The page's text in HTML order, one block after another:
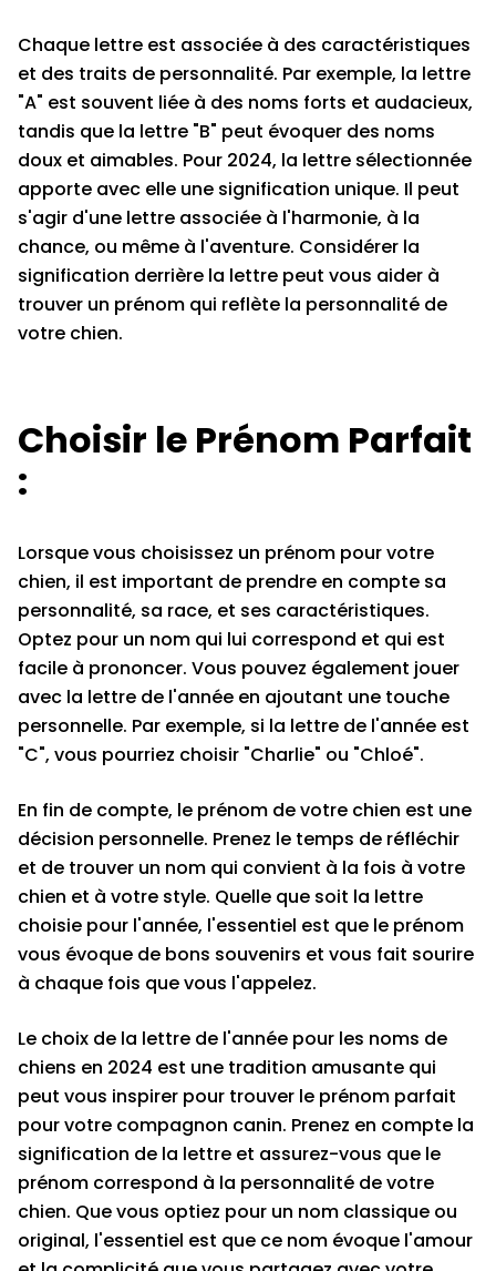
Chaque lettre est associée à des caractéristiques
et des traits de personnalité. Par exemple, la lettre
"A" est souvent liée à des noms forts et audacieux,
tandis que la lettre "B" peut évoquer des noms
doux et aimables. Pour 2024, la lettre sélectionnée
apporte avec elle une signification unique. Il peut
s'agir d'une lettre associée à l'harmonie, à la
chance, ou même à l'aventure. Considérer la
signification derrière la lettre peut vous aider à
trouver un prénom qui reflète la personnalité de
votre chien.
Choisir le Prénom Parfait
:
Lorsque vous choisissez un prénom pour votre
chien, il est important de prendre en compte sa
personnalité, sa race, et ses caractéristiques.
Optez pour un nom qui lui correspond et qui est
facile à prononcer. Vous pouvez également jouer
avec la lettre de l'année en ajoutant une touche
personnelle. Par exemple, si la lettre de l'année est
"C", vous pourriez choisir "Charlie" ou "Chloé".
En fin de compte, le prénom de votre chien est une
décision personnelle. Prenez le temps de réfléchir
et de trouver un nom qui convient à la fois à votre
chien et à votre style. Quelle que soit la lettre
choisie pour l'année, l'essentiel est que le prénom
vous évoque de bons souvenirs et vous fait sourire
à chaque fois que vous l'appelez.
Le choix de la lettre de l'année pour les noms de
chiens en 2024 est une tradition amusante qui
peut vous inspirer pour trouver le prénom parfait
pour votre compagnon canin. Prenez en compte la
signification de la lettre et assurez-vous que le
prénom correspond à la personnalité de votre
chien. Que vous optiez pour un nom classique ou
original, l'essentiel est que ce nom évoque l'amour